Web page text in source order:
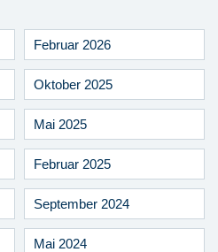
Februar 2026
Oktober 2025
Mai 2025
Februar 2025
September 2024
Mai 2024